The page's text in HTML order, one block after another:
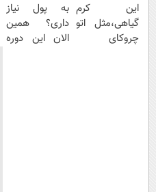
این کرم
گیاهی،مثل اتو
چروکای
به پول نیاز
داری؟ همین
الان این دوره